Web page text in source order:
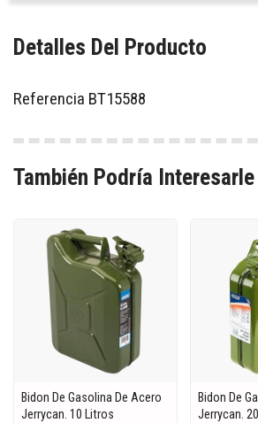
Detalles Del Producto
Referencia BT15588
También Podría Interesarle
Bidon De Gasolina De Acero
Jerrycan. 10 Litros
Bidon De
Jerrycan.